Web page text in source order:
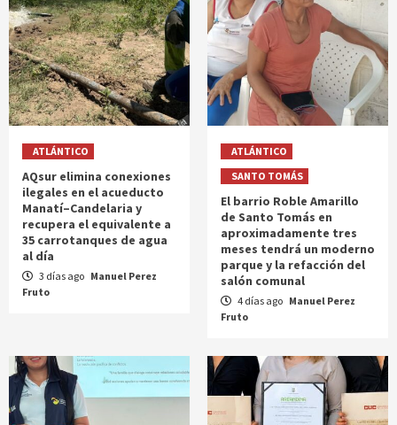
ATLÁNTICO
AQsur elimina conexiones
ilegales en el acueducto
Manatí–Candelaria y
recupera el equivalente a
35 carrotanques de agua
al día
3 días ago Manuel Perez
Fruto
ATLÁNTICO
SANTO TOMÁS
El barrio Roble Amarillo
de Santo Tomás en
aproximadamente tres
meses tendrá un moderno
parque y la refacción del
salón comunal
4 días ago Manuel Perez
Fruto